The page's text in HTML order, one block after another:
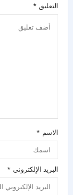
التعليق *
الاسم *
البريد الإلكتروني *